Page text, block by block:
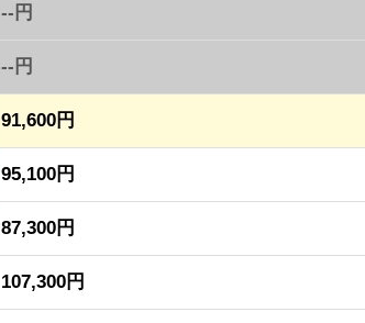
--円
--円
91,600円
95,100円
87,300円
107,300円